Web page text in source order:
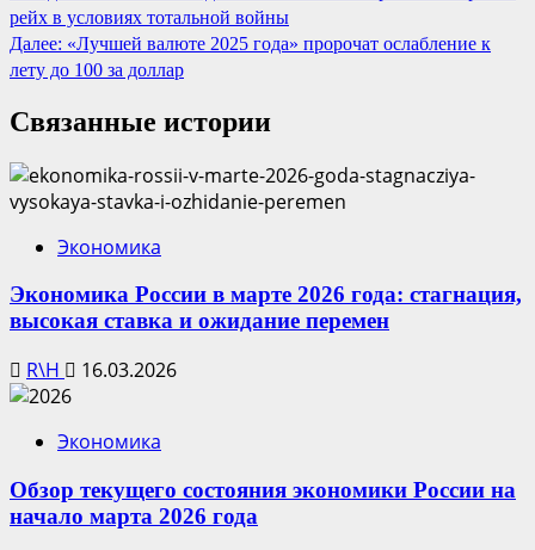
чтение
рейх в условиях тотальной войны
Далее: «Лучшей валюте 2025 года» пророчат ослабление к
лету до 100 за доллар
Связанные истории
Экономика
Экономика России в марте 2026 года: стагнация,
высокая ставка и ожидание перемен
R\H 16.03.2026
Экономика
Обзор текущего состояния экономики России на
начало марта 2026 года